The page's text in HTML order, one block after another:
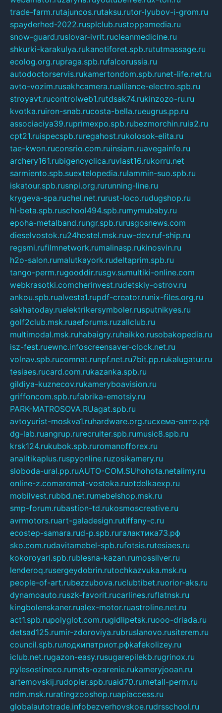
trade-farm.rutajuncos.rutaksu.rutor-lyubov-i-grom.ru
spayderhed-2022.rusplclub.rustoppamedia.ru
snow-guard.ruslovar-ivrit.rucleanmedicine.ru
shkurki-karakulya.rukanotiforet.spb.rututmassage.ru
ecolog.org.rupraga.spb.rufalcorussia.ru
autodoctorservis.rukamertondom.spb.runet-life.net.ru
avto-vozim.rusakhcamera.rualliance-electro.spb.ru
stroyavt.rucontrolweb1.rutdsak74.rukinzozo-ru.ru
kvotka.ruiron-snab.rucosta-bella.rueugrus.pp.ru
associaciya39.ruprimexpo.spb.rubezmorchin.ruia2.ru
cpt21.ruispecspb.ruregahost.rukolosok-elita.ru
tae-kwon.ruconsrio.com.ruinsiam.ruavegainfo.ru
archery161.rubigencyclica.ruvlast16.rukorru.net
sarmiento.spb.suextelopedia.rulammin-suo.spb.ru
iskatour.spb.rusnpi.org.rurunning-line.ru
krygeva-spa.ruchel.net.rurust-loco.rudugshop.ru
hl-beta.spb.ruschool494.spb.rumymubaby.ru
epoha-metalband.rungr.spb.rurusgosnews.com
dieselvostok.ru24hostel.msk.ruw-dev.ruf-ship.ru
regsmi.rufilmnetwork.rumalinasp.rukinosvin.ru
h2o-salon.rumalutkayork.rudeltaprim.spb.ru
tango-perm.rugooddir.rusgv.sumultiki-online.com
webkrasotki.comcherinvest.rudetskiy-ostrov.ru
ankou.spb.rualvesta1.rupdf-creator.runix-files.org.ru
sakhatoday.ruelektrikersymboler.rusputnikyes.ru
golf2club.msk.ruaeforums.ruzallclub.ru
multimodal.msk.ruhabaigry.ruhaikko.rusobakopedia.ru
isz-fest.ruewnc.infoscreensaver-clock.net.ru
volnav.spb.rucomnat.runpf.net.ru7bit.pp.rukalugatur.ru
tesiaes.rucard.com.rukazanka.spb.ru
gildiya-kuznecov.rukameryboavision.ru
griffoncom.spb.rufabrika-emotsiy.ru
PARK-MATROSOVA.RUagat.spb.ru
avtoyurist-moskva1.ruhardware.org.ruсхема-авто.рф
dg-lab.ruangrup.rurecruiter.spb.rumusic8.spb.ru
krsk124.rukubok.spb.ruromanofforex.ru
analitikaplus.ruspyonline.ruzosikamery.ru
sloboda-ural.pp.ruAUTO-COM.SUhohota.netalimy.ru
online-z.comaromat-vostoka.ruotdelkaexp.ru
mobilvest.rubbd.net.rumebelshop.msk.ru
smp-forum.rubastion-td.rukosmoscreative.ru
avrmotors.ruart-galadesign.rutiffany-c.ru
ecostep-samara.rud-p.spb.ruгалактика73.рф
sko.com.rudavitamebel-spb.rufotsis.rutesiaes.ru
kokoroyari.spb.rublesna-kazan.rumossilver.ru
lenderoq.rusergeydobrin.rutochkazvuka.msk.ru
people-of-art.rubezzubova.ruclubtibet.ruorior-aks.ru
dynamoauto.ruszk-favorit.rucarlines.ruflatnsk.ru
kingbolenskaner.rualex-motor.ruastroline.net.ru
act1.spb.rupolyglot.com.rugidlipetsk.ruooo-driada.ru
detsad125.rumir-zdoroviya.rubruslanovo.rusiterem.ru
council.spb.ruлодкипатриот.рфkafekolizey.ru
iclub.net.rugazon-easy.rusugarepilekb.rugrinox.ru
pylesostineco.rumsts-ozarenie.rukameryjooan.ru
artemovskij.rudopler.spb.ruaid70.rumetall-perm.ru
ndm.msk.ruratingzooshop.ruapiaccess.ru
globalautotrade.infobezverhovskoe.rudrsschool.ru